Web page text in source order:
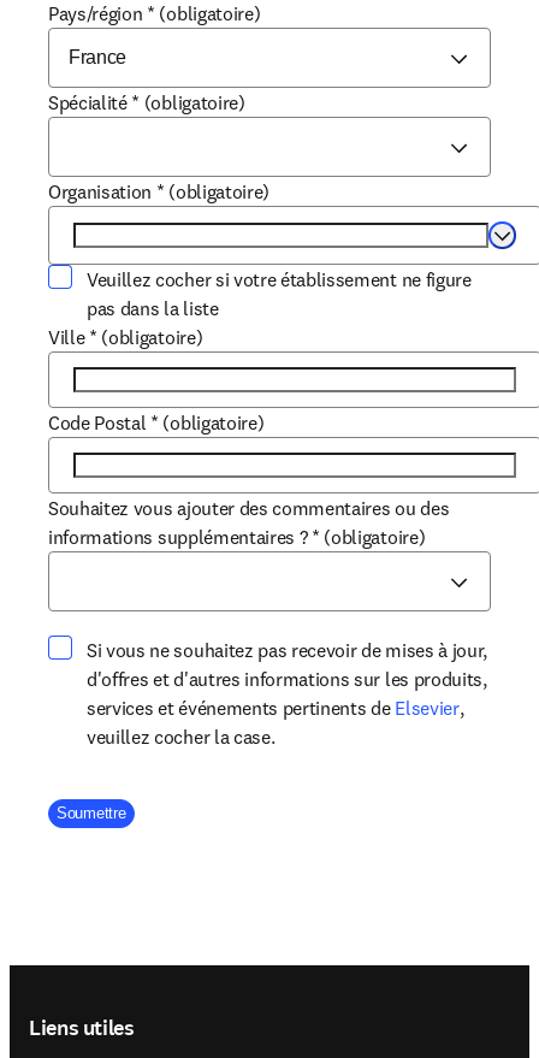
Pays/région * (obligatoire)
Spécialité * (obligatoire)
Organisation * (obligatoire)
Veuillez cocher si votre établissement ne figure
pas dans la liste
Ville * (obligatoire)
Code Postal * (obligatoire)
Souhaitez vous ajouter des commentaires ou des
informations supplémentaires ? * (obligatoire)
Si vous ne souhaitez pas recevoir de mises à jour,
d'offres et d'autres informations sur les produits,
services et événements pertinents de Elsevieropens in
,
veuillez cocher la case.
Company Division
Soumettre
Liens utiles